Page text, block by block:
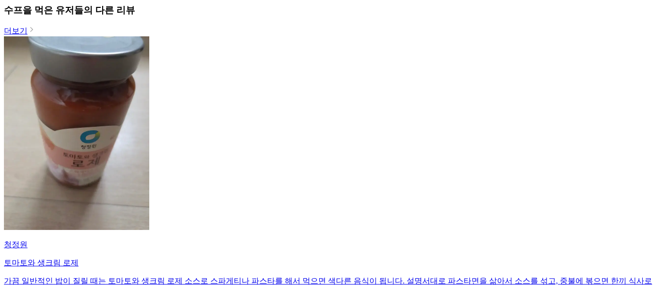
수프을 먹은 유저들의 다른 리뷰
더보기
청정원
토마토와 생크림 로제
가끔 일반적인 밥이 질릴 때는 토마토와 생크림 로제 소스로 스파게티나 파스타를 해서 먹으면 색다른 음식이 됩니다. 설명서대로 파스타면을 삶아서 소스를 섞고, 중불에 볶으면 한끼 식사로